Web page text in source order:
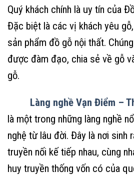
Quý khách chính là uy tín của
Đặc biệt là các vị khách yêu
sản phẩm đồ gỗ nội thất.
được đàm đạo, chia sẻ về gỗ
gỗ.
Làng nghề Vạn Điểm –
là một trong những làng nghề
nghệ từ lâu đời. Đây là nơi sinh
truyền nối kế tiếp nhau, cùng
huy truyền thống vốn có của